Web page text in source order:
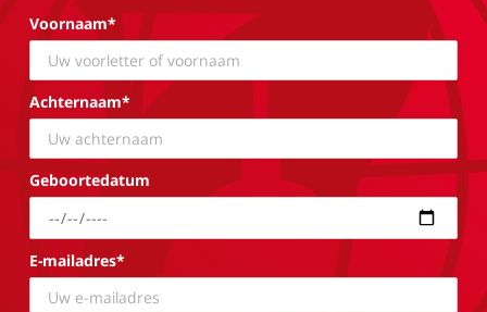
Voornaam*
Achternaam*
Geboortedatum
E-mailadres*